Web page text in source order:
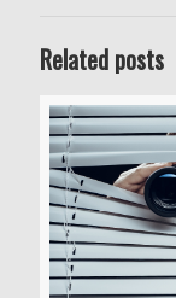
Related posts